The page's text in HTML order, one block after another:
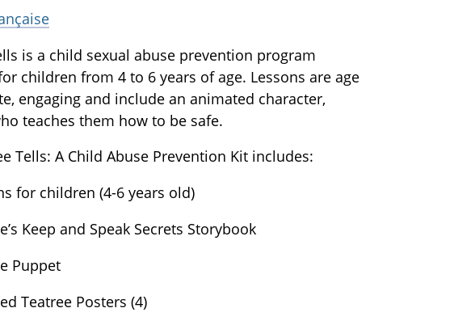
is a child sexual abuse prevention program
children from 4 to 6 years of age. Lessons are age
engaging and include an animated character,
teaches them how to be safe.
Tells: A Child Abuse Prevention Kit includes:
for children (4-6 years old)
Keep and Speak Secrets Storybook
Puppet
Teatree Posters (4)